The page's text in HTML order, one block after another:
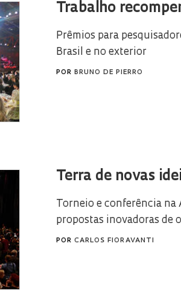
Trabalho
Prêmios para
Brasil e no exterior
POR BRUNO DE PIERRO
Terra de novas
Torneio e conferência
propostas inovadoras de
POR CARLOS FIORAVANTI